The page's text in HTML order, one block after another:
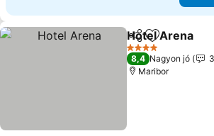
Megosztás
Hozzáadás
Hotel Arena
4 Kategória
8,4 Nagyon jó
Maribor